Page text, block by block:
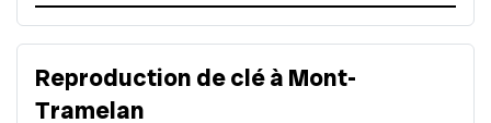
Reproduction de clé à Mont-
Tramelan